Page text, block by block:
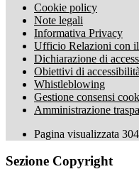
Cookie policy
Note legali
Informativa Privacy
Ufficio Relazioni con
Dichiarazione di
Obiettivi di accessibilità
Whistleblowing
Gestione consensi
Amministrazione
Pagina visualizzata
Sezione Copyright